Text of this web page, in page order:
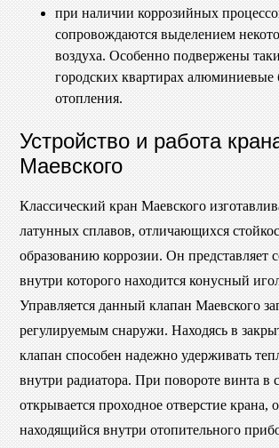
при наличии коррозийных
сопровождаются выделением
воздуха. Особенно подвержены
городских квартирах алюминиевые
отопления.
Устройство и работа
Маевского
Классический кран Маевского
латунных сплавов, отличающихся
образованию коррозии. Он представляет
внутри которого находится конусный
Управляется данный клапан Маевского
регулируемым снаружи. Находясь в
клапан способен надежно удерживать
внутри радиатора. При повороте винта в
открывается проходное отверстие крана,
находящийся внутри отопительного